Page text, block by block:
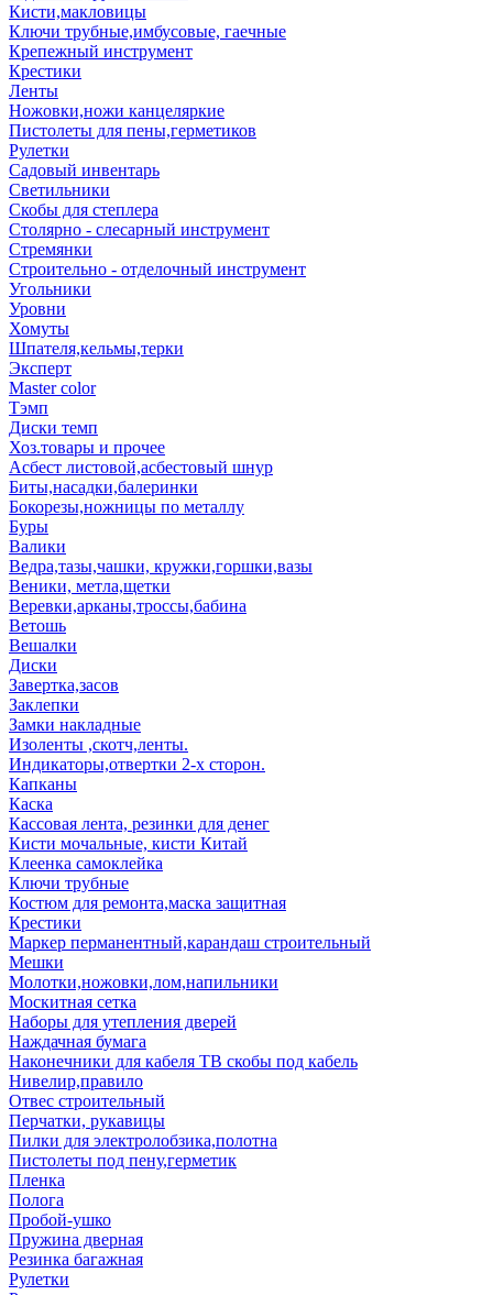
Кисти,макловицы
Ключи трубные,имбусовые, гаечные
Крепежный инструмент
Крестики
Ленты
Ножовки,ножи канцеляркие
Пистолеты для пены,герметиков
Рулетки
Садовый инвентарь
Светильники
Скобы для степлера
Столярно - слесарный инструмент
Стремянки
Строительно - отделочный инструмент
Угольники
Уровни
Хомуты
Шпателя,кельмы,терки
Эксперт
Master color
Тэмп
Диски темп
Хоз.товары и прочее
Асбест листовой,асбестовый шнур
Биты,насадки,балеринки
Бокорезы,ножницы по металлу
Буры
Валики
Ведра,тазы,чашки, кружки,горшки,вазы
Веники, метла,щетки
Веревки,арканы,троссы,бабина
Ветошь
Вешалки
Диски
Завертка,засов
Заклепки
Замки накладные
Изоленты ,скотч,ленты.
Индикаторы,отвертки 2-х сторон.
Капканы
Каска
Кассовая лента, резинки для денег
Кисти мочальные, кисти Китай
Клеенка самоклейка
Ключи трубные
Костюм для ремонта,маска защитная
Крестики
Маркер перманентный,карандаш строительный
Мешки
Молотки,ножовки,лом,напильники
Москитная сетка
Наборы для утепления дверей
Наждачная бумага
Наконечники для кабеля ТВ скобы под кабель
Нивелир,правило
Отвес строительный
Перчатки, рукавицы
Пилки для электролобзика,полотна
Пистолеты под пену,герметик
Пленка
Полога
Пробой-ушко
Пружина дверная
Резинка багажная
Рулетки